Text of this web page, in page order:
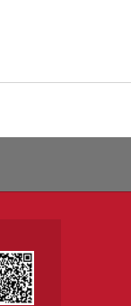
安全生产监督
公布，自2016
管理总局令第